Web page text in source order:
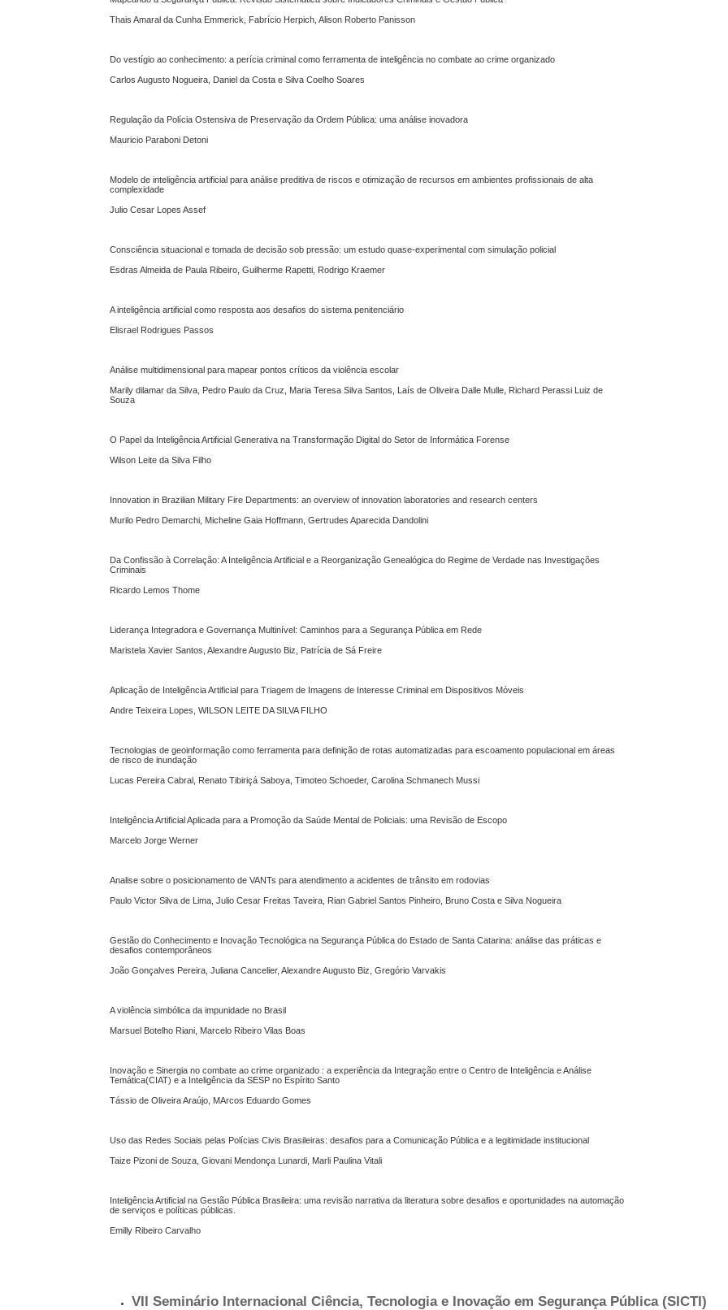
Thais Amaral da Cunha Emmerick, Fabrício Herpich, Alison Roberto Panisson
Do vestígio ao conhecimento: a perícia criminal como ferramenta de inteligência no combate ao crime organizado
Carlos Augusto Nogueira, Daniel da Costa e Silva Coelho Soares
Regulação da Polícia Ostensiva de Preservação da Ordem Pública: uma análise inovadora
Mauricio Paraboni Detoni
Modelo de inteligência artificial para análise preditiva de riscos e otimização de recursos em ambientes profissionais de alta
complexidade
Julio Cesar Lopes Assef
Consciência situacional e tomada de decisão sob pressão: um estudo quase-experimental com simulação policial
Esdras Almeida de Paula Ribeiro, Guilherme Rapetti, Rodrigo Kraemer
A inteligência artificial como resposta aos desafios do sistema penitenciário
Elisrael Rodrigues Passos
Análise multidimensional para mapear pontos críticos da violência escolar
Marily dilamar da Silva, Pedro Paulo da Cruz, Maria Teresa Silva Santos, Laís de Oliveira Dalle Mulle, Richard Perassi Luiz de
Souza
O Papel da Inteligência Artificial Generativa na Transformação Digital do Setor de Informática Forense
Wilson Leite da Silva Filho
Innovation in Brazilian Military Fire Departments: an overview of innovation laboratories and research centers
Murilo Pedro Demarchi, Micheline Gaia Hoffmann, Gertrudes Aparecida Dandolini
Da Confissão à Correlação: A Inteligência Artificial e a Reorganização Genealógica do Regime de Verdade nas Investigações
Criminais
Ricardo Lemos Thome
Liderança Integradora e Governança Multinível: Caminhos para a Segurança Pública em Rede
Maristela Xavier Santos, Alexandre Augusto Biz, Patrícia de Sá Freire
Aplicação de Inteligência Artificial para Triagem de Imagens de Interesse Criminal em Dispositivos Móveis
Andre Teixeira Lopes, WILSON LEITE DA SILVA FILHO
Tecnologias de geoinformação como ferramenta para definição de rotas automatizadas para escoamento populacional em áreas
de risco de inundação
Lucas Pereira Cabral, Renato Tibiriçá Saboya, Timoteo Schoeder, Carolina Schmanech Mussi
Inteligência Artificial Aplicada para a Promoção da Saúde Mental de Policiais: uma Revisão de Escopo
Marcelo Jorge Werner
Analise sobre o posicionamento de VANTs para atendimento a acidentes de trânsito em rodovias
Paulo Victor Silva de Lima, Julio Cesar Freitas Taveira, Rian Gabriel Santos Pinheiro, Bruno Costa e Silva Nogueira
Gestão do Conhecimento e Inovação Tecnológica na Segurança Pública do Estado de Santa Catarina: análise das práticas e
desafios contemporâneos
João Gonçalves Pereira, Juliana Cancelier, Alexandre Augusto Biz, Gregório Varvakis
A violência simbólica da impunidade no Brasil
Marsuel Botelho Riani, Marcelo Ribeiro Vilas Boas
Inovação e Sinergia no combate ao crime organizado : a experiência da Integração entre o Centro de Inteligência e Análise
Temática(CIAT) e a Inteligência da SESP no Espírito Santo
Tássio de Oliveira Araújo, MArcos Eduardo Gomes
Uso das Redes Sociais pelas Polícias Civis Brasileiras: desafios para a Comunicação Pública e a legitimidade institucional
Taize Pizoni de Souza, Giovani Mendonça Lunardi, Marli Paulina Vitali
Inteligência Artificial na Gestão Pública Brasileira: uma revisão narrativa da literatura sobre desafios e oportunidades na automação
de serviços e políticas públicas.
Emilly Ribeiro Carvalho
VII Seminário Internacional Ciência, Tecnologia e Inovação em Segurança Pública (SICTI)